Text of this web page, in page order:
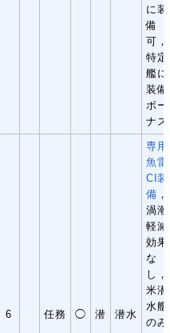
に装
備
可，
特定
艦に
装備
ボー
ナス
6 任務 ◯ 潜 潜水
専用
魚雷
CI装
備 ，
渦潮
軽減
効果
な
し，
米潜
水艦
のみ